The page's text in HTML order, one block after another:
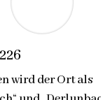
wird der Ort als